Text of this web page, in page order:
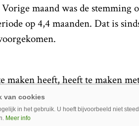
maand was de stemming
op 4,4 maanden. Dat is
maken heeft, heeft te maken
Hoewel het aantal
fabrikanten dat het in de
in het gebruik. U hoeft bijvoorbeeld niet
Meer info